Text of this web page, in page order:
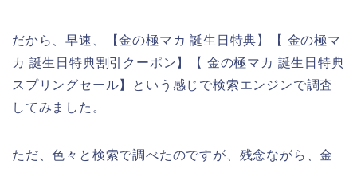
だから、早速、【金の極マカ 誕生日特典】【 金の極マ
カ 誕生日特典割引クーポン】【 金の極マカ 誕生日特典
スプリングセール】という感じで検索エンジンで調査
してみました。
ただ、色々と検索で調べたのですが、残念ながら、金